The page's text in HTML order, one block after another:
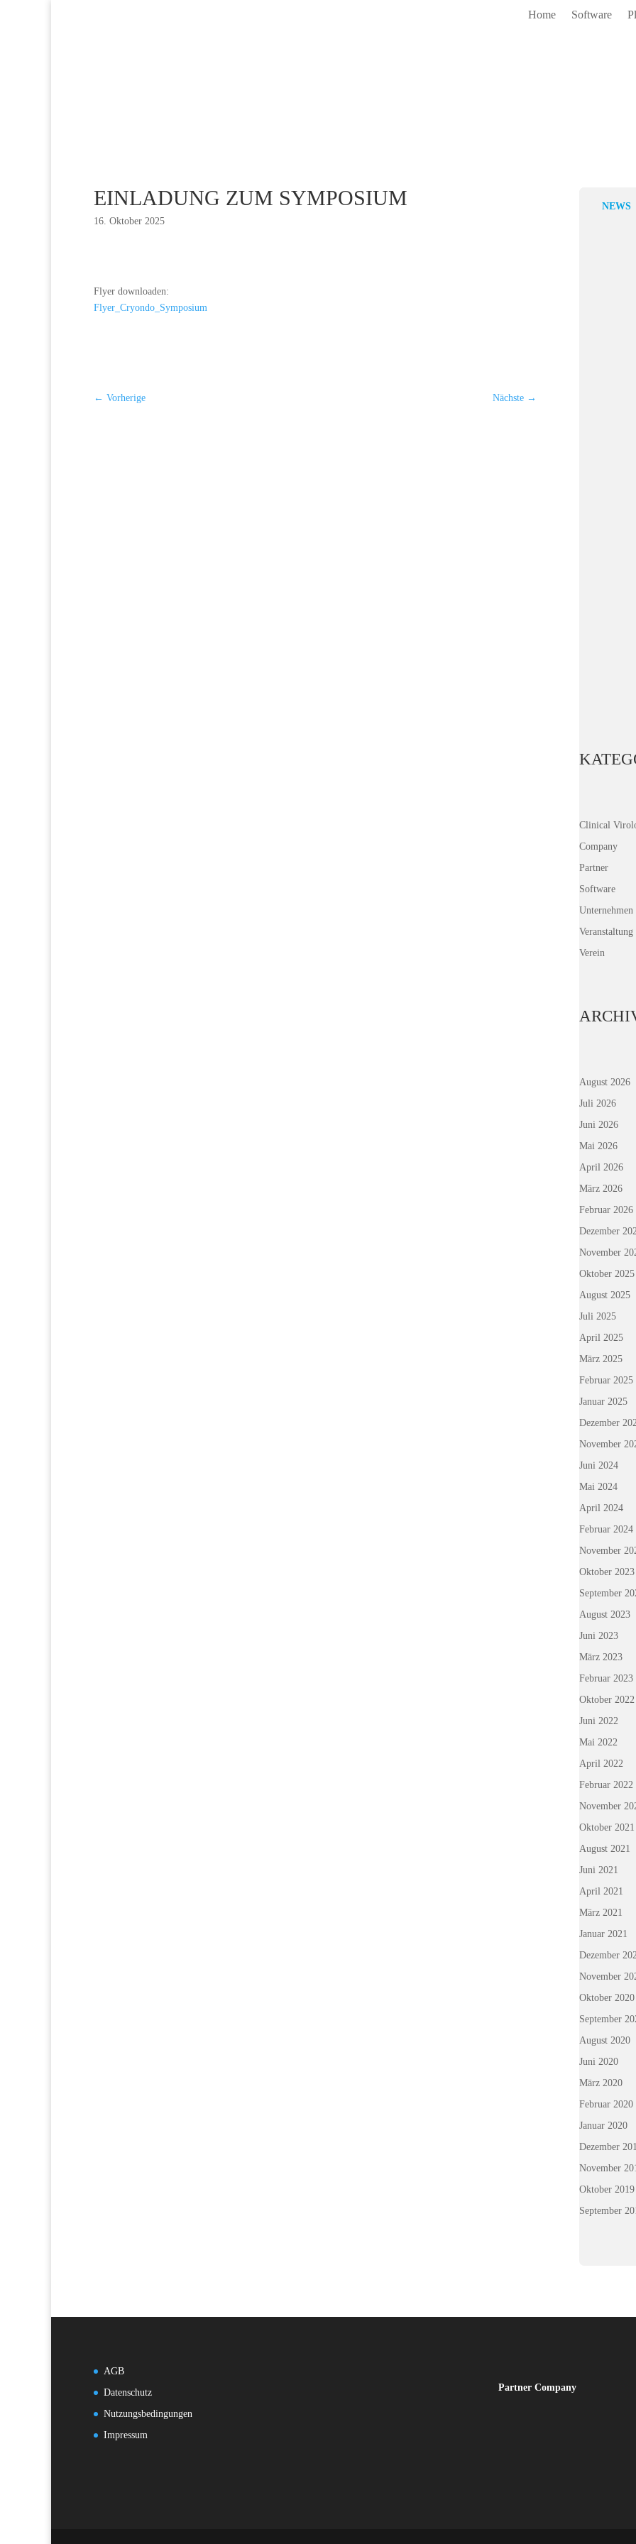
Home Software
EINLADUNG ZUM SYMPOSIUM
16. Oktober 2025
Flyer downloaden:
Flyer_Cryondo_Symposium
← Vorherige Nächste →
NEWS
Clinical
Company
Partner
Software
Unternehmen
Veranstaltung
Verein
August 2026
Juli 2026
Juni 2026
Mai 2026
April 2026
März 2026
Februar 2026
Dezember
November
Oktober 2025
August 2025
Juli 2025
April 2025
März 2025
Februar 2025
Januar 2025
Dezember
November
Juni 2024
Mai 2024
April 2024
Februar 2024
November
Oktober 2023
September
August 2023
Juni 2023
März 2023
Februar 2023
Oktober 2022
Juni 2022
Mai 2022
April 2022
Februar 2022
November
Oktober 2021
August 2021
Juni 2021
April 2021
März 2021
Januar 2021
Dezember
November
Oktober 2020
September
August 2020
Juni 2020
März 2020
Februar 2020
Januar 2020
Dezember
November
Oktober 2019
September
AGB
Datenschutz
Nutzungsbedingungen
Impressum
Partner Company